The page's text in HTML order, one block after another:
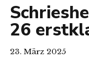
26
23. März 2025